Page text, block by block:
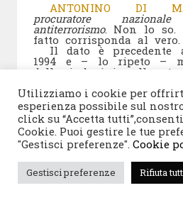
ANTONINO DI
procuratore
antiterrorismo. Non lo so.
fatto corrisponda al vero.
Il dato è precedente
1994 e – lo ripeto –
delle indagini sulle
a partire dal novembre
Personalmente, non
chicchessia ad
investigativo con
con altri collaboratori di
Presidente, sui punti
Sulla ritrattazione di
bene – ho seguito il
Utilizziamo i cookie per
esperienza possibile sul
click su “Accetta
Cookie. Puoi gestire le tue
"Gestisci preferenze". Cookie
Gestisci preferenze Rifiuta